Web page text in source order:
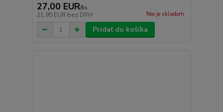
27,00 EUR/ks
21,95 EUR bez DPH Nie je skladom
Pridať do košíka